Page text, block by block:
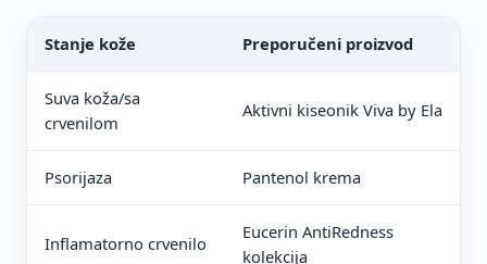
Stanje kože Preporučeni proizvod
Suva koža/sa
crvenilom
Aktivni kiseonik Viva by Ela
Psorijaza Pantenol krema
Inflamatorno crvenilo
Eucerin AntiRedness
kolekcija